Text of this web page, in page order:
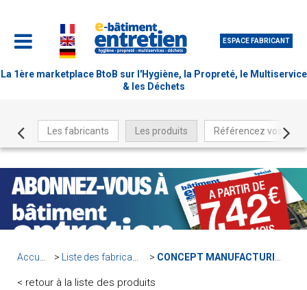
ESPACE FABRICANT
La 1ère marketplace BtoB sur l'Hygiène, la Propreté, le Multiservice
& les Déchets
Les fabricants Les produits Référencez vos
Liste des fabricants CONCEPT MANUFACTURING
< retour à la liste des produits